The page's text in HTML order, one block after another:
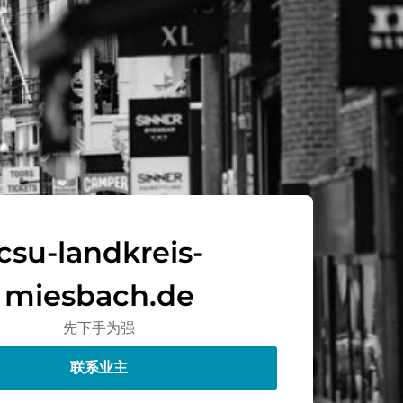
landkreis-
miesbach.de
先下手为强
联系业主